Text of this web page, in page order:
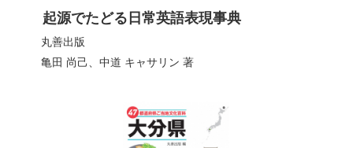
起源でたどる日常英語表現事典
丸善出版
亀田 尚己
中道 キャサリン 著